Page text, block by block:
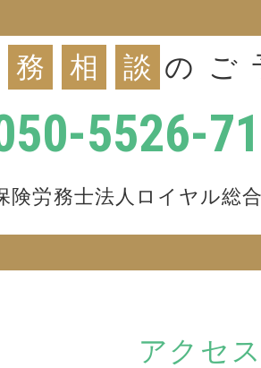
務 相 談 のご
5526-
険労務士法人ロイヤル総
アクセス